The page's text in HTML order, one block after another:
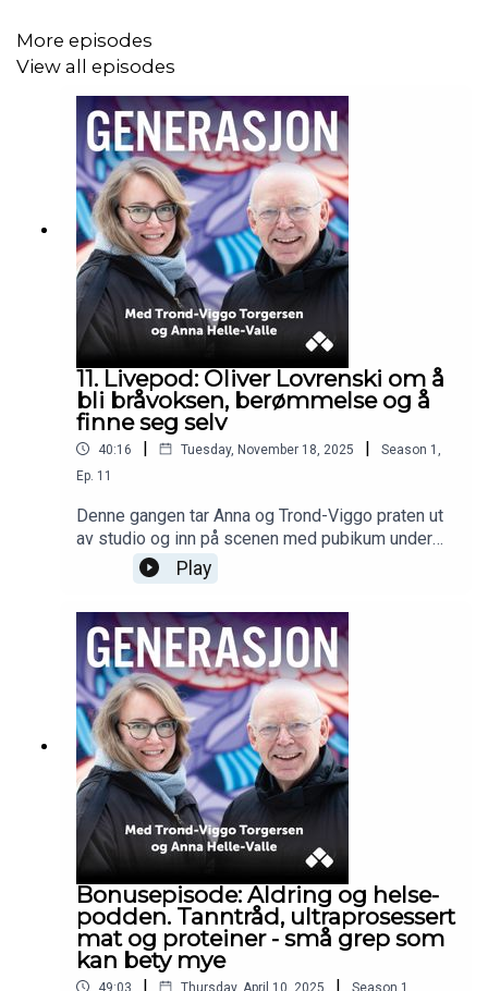
det som skurret tidlig, kampen for å få hjelp og
hvordan familien til slutt ble et lag.Trenger du å
snakke med noen etter å ha hørt på denne
episoden?Demenslinjen: 23 12 00 40.Mental
helses hjelpetelefon: 116 123.Alarmtelefonen for
barn og unge: 116 111.Unge likepersoner i
Nasjonalforeningen for folkehelsen:
www.nasjonalforeningen.no/ung-
parorende/Landsdekkende tilbud for barn og
unge som har en forelder med demens:
www.tidtilåværeung.no. Produsert av Nasjonalt
senter for aldring og helse, i samarbeid med
Nasjonalforeningen for folkehelsen, på oppdrag
fra Helsedirektoratet som en del av
pårørendetiltakene i regjeringens Demensplan.
More episodes
View all episodes
11. Livepod: Oliver Lovrenski om å
bli bråvoksen, berømmelse og å
finne seg selv
40:16 | Tuesday, November 18, 2025 | Season 1
Ep. 11
Denne gangen tar Anna og Trond-Viggo praten ut
av studio og inn på scenen med pubikum under
Lillestrøm kulturkonferanse 2025. Kveldens gjest
fra den yngre grenerasjon er
snakker de om å bli bråvoksen, om berømmelse
og forventninger – og om hvem som får dem til å
bli skikkelig starstruck. Trond-Viggo hevder at det
å bli eldre faktisk er bedre enn å være ung … men
er Oliver enig? En varm, ærlig og morsom live-
samtale om alder, berømmelse, Bibelen og den
fineste meldingen Oliver noensinne har fått.
Play
Bonusepisode: Aldring og helse-
podden. Tanntråd, ultraprosessert
mat og proteiner - små grep som
kan bety mye
49:03 | Thursday, April 10, 2025 | Season 1